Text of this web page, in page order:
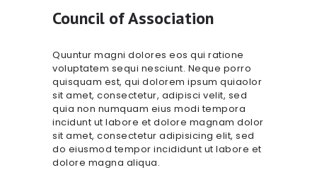
Council of Association
Quuntur magni dolores eos qui ratione
voluptatem sequi nesciunt. Neque porro
quisquam est, qui dolorem ipsum quiaolor
sit amet, consectetur, adipisci velit, sed
quia non numquam eius modi tempora
incidunt ut labore et dolore magnam dolor
sit amet, consectetur adipisicing elit, sed
do eiusmod tempor incididunt ut labore et
dolore magna aliqua.